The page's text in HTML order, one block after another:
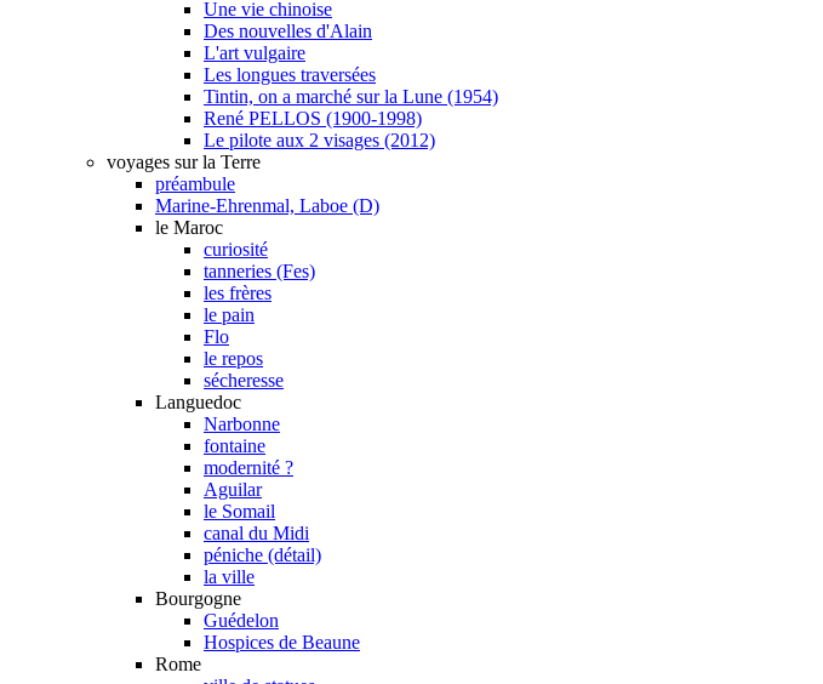
Une vie chinoise
Des nouvelles d'Alain
L'art vulgaire
Les longues traversées
Tintin, on a marché sur la Lune (1954)
René PELLOS (1900-1998)
Le pilote aux 2 visages (2012)
voyages sur la Terre
préambule
Marine-Ehrenmal, Laboe (D)
le Maroc
curiosité
tanneries (Fes)
les frères
le pain
Flo
le repos
sécheresse
Languedoc
Narbonne
fontaine
modernité ?
Aguilar
le Somail
canal du Midi
péniche (détail)
la ville
Bourgogne
Guédelon
Hospices de Beaune
Rome